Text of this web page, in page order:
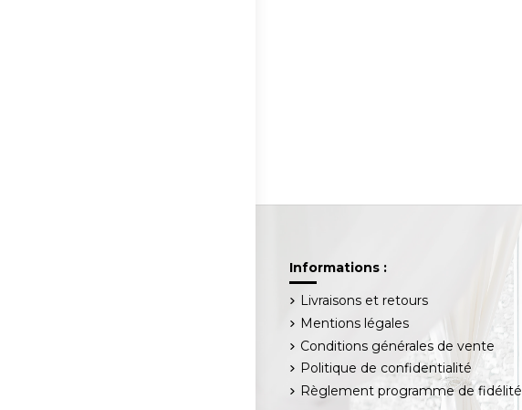
Informations :
Livraisons et retours
Mentions légales
Conditions générales de vente
Politique de confidentialité
Règlement programme de fidélité